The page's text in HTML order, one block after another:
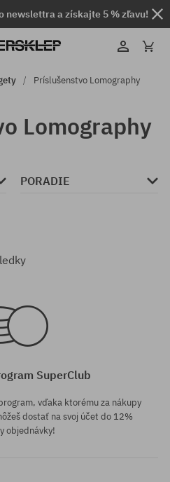
newslettra a získajte 5 % zľavu!
Príslušenstvo Lomography
Lomography
PORADIE
SuperClub
vďaka ktorému za nákupy
dostať na svoj účet do 12%
objednávky!